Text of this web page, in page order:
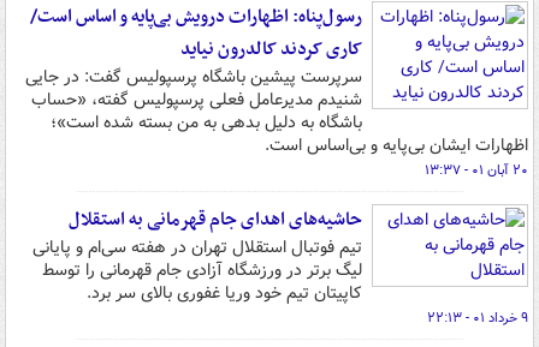
رسول‌پناه: اظهارات درویش بی‌پایه و اساس است/
کاری کردند کالدرون نیاید
سرپرست پیشین باشگاه پرسپولیس گفت: در جایی
شنیدم مدیرعامل فعلی پرسپولیس گفته، «حساب
باشگاه به دلیل بدهی به من بسته شده است»؛
اظهارات ایشان بی‌پایه و بی‌اساس است.
۲۰ آبان ۰۱ - ۱۳:۳۷
حاشیه‌های اهدای جام قهرمانی به استقلال
تیم فوتبال استقلال تهران در هفته سی‌ام و پایانی
لیگ برتر در ورزشگاه آزادی جام قهرمانی را توسط
کاپیتان تیم خود وریا غفوری بالای سر برد.
۹ خرداد ۰۱ - ۲۲:۱۳